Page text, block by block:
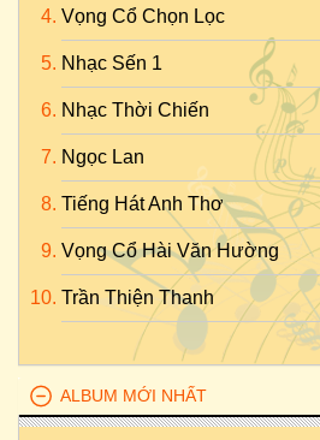
Vọng Cổ Chọn Lọc
Nhạc Sến 1
Nhạc Thời Chiến
Ngọc Lan
Tiếng Hát Anh Thơ
Vọng Cổ Hài Văn Hường
Trần Thiện Thanh
ALBUM MỚI NHẤT